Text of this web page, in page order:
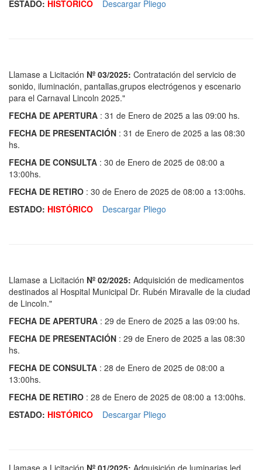
ESTADO: HISTÓRICO Descargar Pliego
Llamase a Licitación Nº 03/2025: Contratación del servicio de
sonido, iluminación, pantallas,grupos electrógenos y escenario
para el Carnaval Lincoln 2025."
FECHA DE APERTURA : 31 de Enero de 2025 a las 09:00 hs.
FECHA DE PRESENTACIÓN : 31 de Enero de 2025 a las 08:30
hs.
FECHA DE CONSULTA : 30 de Enero de 2025 de 08:00 a
13:00hs.
FECHA DE RETIRO : 30 de Enero de 2025 de 08:00 a 13:00hs.
ESTADO: HISTÓRICO Descargar Pliego
Llamase a Licitación Nº 02/2025: Adquisición de medicamentos
destinados al Hospital Municipal Dr. Rubén Miravalle de la ciudad
de Lincoln."
FECHA DE APERTURA : 29 de Enero de 2025 a las 09:00 hs.
FECHA DE PRESENTACIÓN : 29 de Enero de 2025 a las 08:30
hs.
FECHA DE CONSULTA : 28 de Enero de 2025 de 08:00 a
13:00hs.
FECHA DE RETIRO : 28 de Enero de 2025 de 08:00 a 13:00hs.
ESTADO: HISTÓRICO Descargar Pliego
Llamase a Licitación Nº 01/2025: Adquisición de luminarias led